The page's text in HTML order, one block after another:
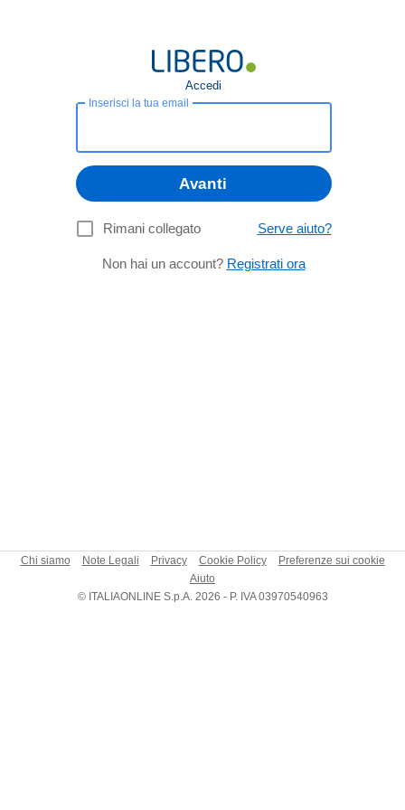
Accedi
Inserisci la tua email
Avanti
Rimani collegato Serve aiuto?
Non hai un account? Registrati ora
Chi siamo Note Legali Privacy Cookie Policy
Preferenze sui cookie
Aiuto
© ITALIAONLINE S.p.A. 2026 - P. IVA 03970540963